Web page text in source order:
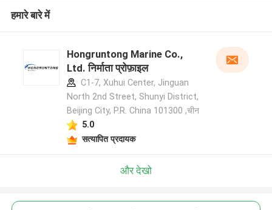
हमारे बारे में
Hongruntong Marine Co.,
Ltd. निर्माता प्रोफ़ाइल
C1-7, Xuhui Center, Jinguan
North 2nd Street, Shunyi District,
Beijing City, P.R. China 101300 ,चीन
5.0
सत्यापित प्रदायक
और देखो